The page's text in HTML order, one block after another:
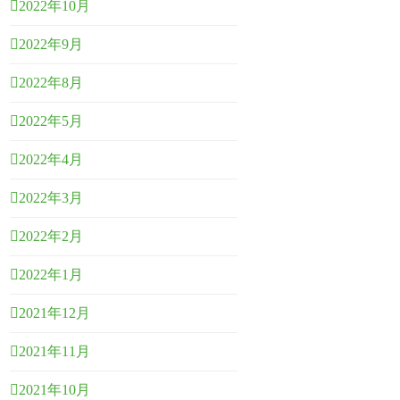
2022年10月
2022年9月
2022年8月
2022年5月
2022年4月
2022年3月
2022年2月
2022年1月
2021年12月
2021年11月
2021年10月